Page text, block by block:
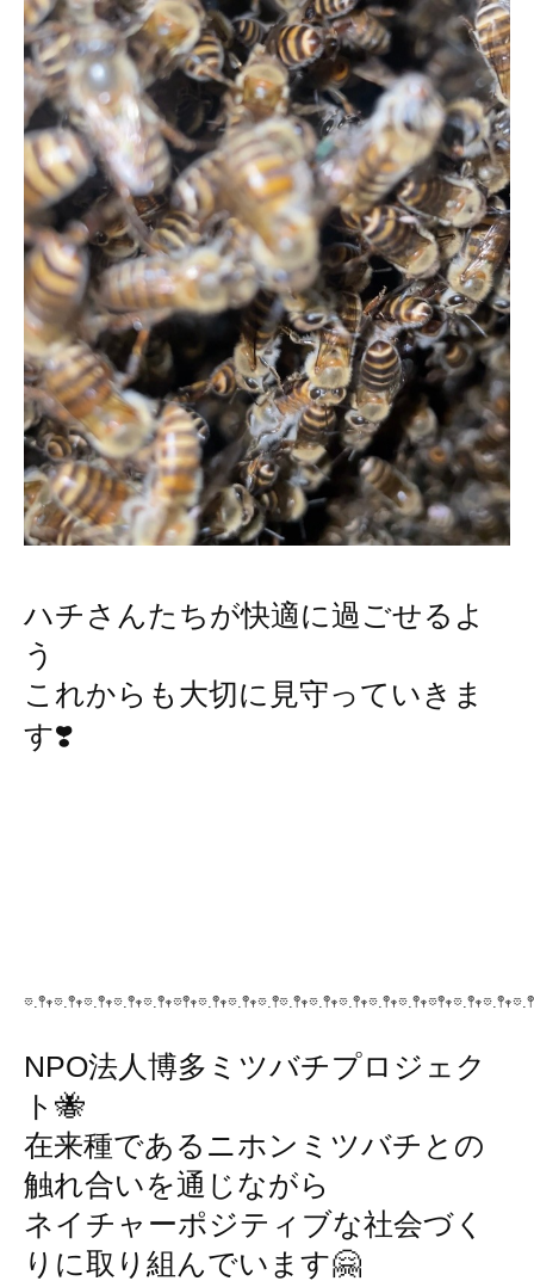
ハチさんたちが快適に過ごせるよ
う
これからも大切に見守っていきま
す❣️
𖡼.𖤣𖥧𖡼.𖤣𖥧𖡼.𖤣𖥧𖡼.𖤣𖥧𖡼.𖤣𖥧𖡼𖤣𖥧𖡼.𖤣𖥧𖡼.𖤣𖥧𖡼.𖤣𖡼.𖤣𖥧𖡼.𖤣𖥧𖡼.𖤣𖥧𖡼.𖤣𖥧𖡼.𖤣𖥧𖡼𖤣𖥧𖡼.𖤣𖥧𖡼.𖤣𖥧𖡼.𖤣
NPO法人博多ミツバチプロジェク
ト🐝
在来種であるニホンミツバチとの
触れ合いを通じながら
ネイチャーポジティブな社会づく
りに取り組んでいます🤗